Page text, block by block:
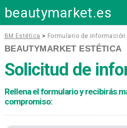
beautymarket.es
BM Estética > Formulario de información
BEAUTYMARKET ESTÉTICA
Solicitud de
Rellena el formulario y recibirás
compromiso: